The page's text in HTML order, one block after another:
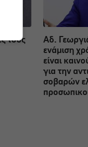
τους
Αδ.
ενάμιση
είναι
για την
σοβαρών